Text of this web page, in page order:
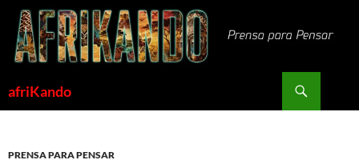
Saltar
contenido
afriKando
PRENSA PARA PENSAR